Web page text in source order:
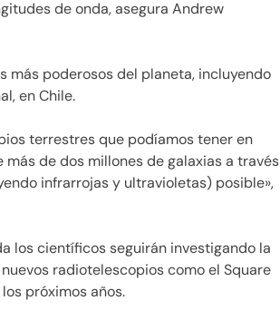
de onda, asegura Andrew
más poderosos del planeta, incluyendo
en Chile.
terrestres que podíamos tener en
de dos millones de galaxias a través
infrarrojas y ultravioletas) posible»,
los científicos seguirán investigando la
radiotelescopios como el Square
próximos años.